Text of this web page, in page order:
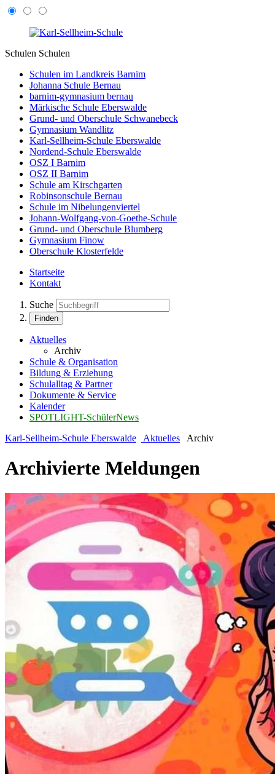
Schulen Schulen
Schulen im Landkreis Barnim
Johanna Schule Bernau
barnim-gymnasium bernau
Märkische Schule Eberswalde
Grund- und Oberschule Schwanebeck
Gymnasium Wandlitz
Karl-Sellheim-Schule Eberswalde
Nordend-Schule Eberswalde
OSZ I Barnim
OSZ II Barnim
Schule am Kirschgarten
Robinsonschule Bernau
Schule im Nibelungenviertel
Johann-Wolfgang-von-Goethe-Schule
Grund- und Oberschule Blumberg
Gymnasium Finow
Oberschule Klosterfelde
Startseite
Kontakt
Suche
Finden
Aktuelles
Archiv
Schule & Organisation
Bildung & Erziehung
Schulalltag & Partner
Dokumente & Service
Kalender
SPOTLIGHT-SchülerNews
Karl-Sellheim-Schule Eberswalde
Aktuelles Archiv
Archivierte Meldungen